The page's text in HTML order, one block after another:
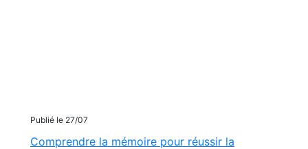
Publié le 27/07
Comprendre la mémoire pour réussir la